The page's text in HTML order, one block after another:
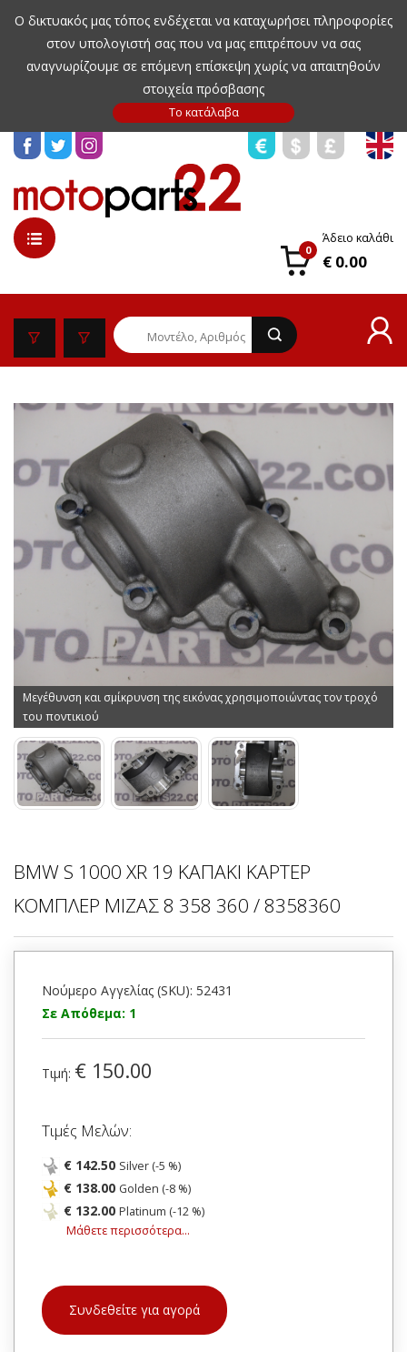
Ο δικτυακός μας τόπος ενδέχεται να καταχωρήσει πληροφορίες
στον υπολογιστή σας που να μας επιτρέπουν να σας
αναγνωρίζουμε σε επόμενη επίσκεψη χωρίς να απαιτηθούν
στοιχεία πρόσβασης
0
Άδειο καλάθι
€ 0.00
Μεγέθυνση και σμίκρυνση της εικόνας χρησιμοποιώντας τον τροχό
του ποντικιού
BMW S 1000 XR 19 ΚΑΠΑΚΙ ΚΑΡΤΕΡ
ΚΟΜΠΛΕΡ ΜΙΖΑΣ 8 358 360 / 8358360
Νούμερο Αγγελίας (SKU): 52431
Σε Απόθεμα: 1
Τιμή: € 150.00
Τιμές Μελών:
€ 142.50 Silver (-5 %)
€ 138.00 Golden (-8 %)
€ 132.00 Platinum (-12 %)
Μάθετε περισσότερα...
Συνδεθείτε για αγορά